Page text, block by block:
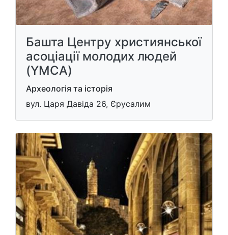
Башта Центру християнської
асоціації молодих людей
(YMCA)
Археологія та історія
вул. Царя Давіда 26, Єрусалим